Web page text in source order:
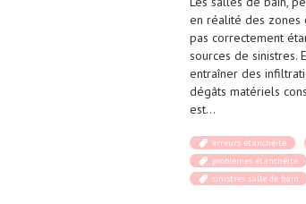
en réalité des zones
pas correctement
sources de sinistres.
entraîner des
dégâts matériels
est…
erreurs étanchéité
problèmes étanchéité
sinistres salle de bain